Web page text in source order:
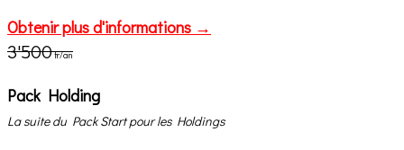
Obtenir plus d'informations →
3'500fr/an
Pack Holding
La suite du Pack Start pour les Holdings